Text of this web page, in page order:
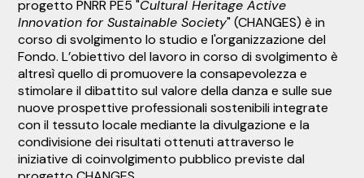
progetto PNRR PE5 "Cultural Heritage Active
Innovation for Sustainable Society" (CHANGES) è in
corso di svolgimento lo studio e l'organizzazione del
Fondo. L’obiettivo del lavoro in corso di svolgimento è
altresì quello di promuovere la consapevolezza e
stimolare il dibattito sul valore della danza e sulle sue
nuove prospettive professionali sostenibili integrate
con il tessuto locale mediante la divulgazione e la
condivisione dei risultati ottenuti attraverso le
iniziative di coinvolgimento pubblico previste dal